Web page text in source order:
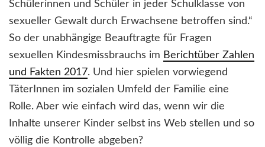
Schülerinnen und Schüler in jeder Schulklasse von
sexueller Gewalt durch Erwachsene betroffen sind.“
So der unabhängige Beauftragte für Fragen
sexuellen Kindesmissbrauchs im Berichtüber Zahlen
und Fakten 2017. Und hier spielen vorwiegend
TäterInnen im sozialen Umfeld der Familie eine
Rolle. Aber wie einfach wird das, wenn wir die
Inhalte unserer Kinder selbst ins Web stellen und so
völlig die Kontrolle abgeben?